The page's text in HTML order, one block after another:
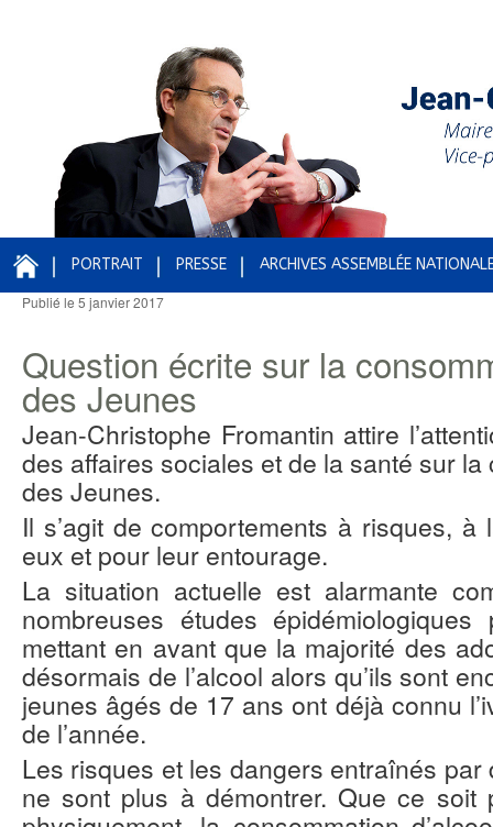
PORTRAIT PRESSE ARCHIVES ASSEMBLÉE
Navigation des articles
Question écrite sur la
des Jeunes
Publié le 5 janvier 2017
Jean-Christophe Fromantin attire
des affaires sociales et de la santé sur la
des Jeunes.
Il s’agit de comportements à risques,
eux et pour leur entourage.
La situation actuelle est alarmante
nombreuses études
mettant en avant que la majorité des
désormais de l’alcool alors qu’ils sont
jeunes âgés de 17 ans ont déjà connu
de l’année.
Les risques et les dangers entraînés
ne sont plus à démontrer. Que ce soit